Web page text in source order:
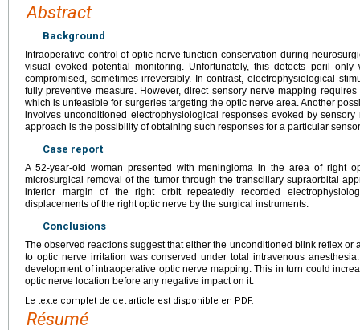
Abstract
Background
Intraoperative control of optic nerve function conservation during
visual evoked potential monitoring. Unfortunately, this detects peril
compromised, sometimes irreversibly. In contrast, electrophysiological
fully preventive measure. However, direct sensory nerve mapping
which is unfeasible for surgeries targeting the optic nerve area. Another
involves unconditioned electrophysiological responses evoked by
approach is the possibility of obtaining such responses for a particular
Case report
A 52-year-old woman presented with meningioma in the area of right
microsurgical removal of the tumor through the transciliary supraorbital
inferior margin of the right orbit repeatedly recorded
displacements of the right optic nerve by the surgical instruments.
Conclusions
The observed reactions suggest that either the unconditioned blink reflex
to optic nerve irritation was conserved under total intravenous
development of intraoperative optic nerve mapping. This in turn could
optic nerve location before any negative impact on it.
Le texte complet de cet article est disponible en PDF.
Résumé